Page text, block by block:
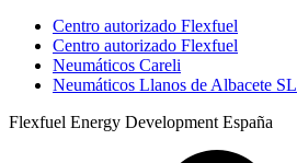
Centro autorizado Flexfuel
Centro autorizado Flexfuel
Neumáticos Careli
Neumáticos Llanos de Albacete SL
Flexfuel Energy Development España